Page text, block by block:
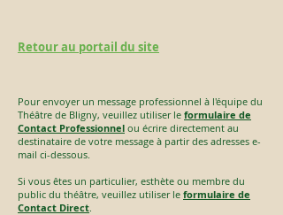
Retour au portail du site
Pour envoyer un message professionnel à l'équipe du
Théâtre de Bligny, veuillez utiliser le formulaire de
Contact Professionnel ou écrire directement au
destinataire de votre message à partir des adresses e-
mail ci-dessous.
Si vous êtes un particulier, esthète ou membre du
public du théâtre, veuillez utiliser le formulaire de
Contact Direct.